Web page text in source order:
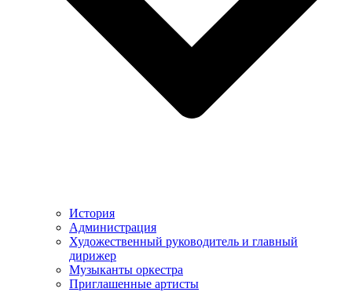
История
Администрация
Художественный руководитель и главный
дирижер
Музыканты оркестра
Приглашенные артисты